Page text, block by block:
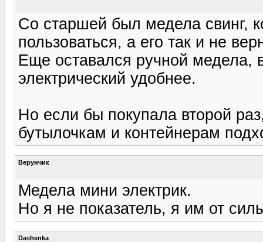
Со старшей был медела свинг,
пользоваться, а его так и не
Еще оставался ручной медела,
электрический удобнее.
Но если бы покупала второй
бутылочкам и контейнерам
Верунчик
Медела мини электрик.
Но я не показатель, я им от
Dashenka